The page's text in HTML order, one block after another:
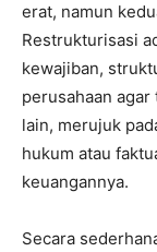
erat, namun
Restrukturisasi
kewajiban,
perusahaan
lain, merujuk
hukum atau
keuangannya.
Secara